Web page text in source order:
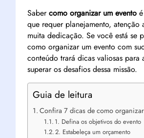
Sabercomo organizar um evento
que requer planejamento, atenção
muita dedicação. Se você está se
como organizar um evento com
conteúdo trará dicas valiosas para
superar os desafios dessa missão.
Guia de leitura
Confira 7 dicas de como
1. Defina os objetivos do evento
2. Estabeleça um orçamento